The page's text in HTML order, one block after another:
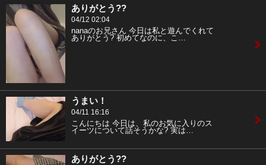
ありがとう??
04/12 02:04
nanaのお兄さん 今日は私と遊んでくれて
ありがとう? 初めてなのに、こ…
うまい！
04/11 16:16
こんにちは 今日は、私のお気に入りのス
イーツについて話そうかな? 実は…
ありがとう??